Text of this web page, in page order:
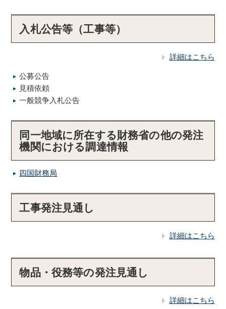
入札公告等（工事等）
詳細はこちら
公募公告
見積依頼
一般競争入札公告
同一地域に所在する財務省の他の発注
機関における調達情報
四国財務局
工事発注見通し
詳細はこちら
物品・役務等の発注見通し
詳細はこちら